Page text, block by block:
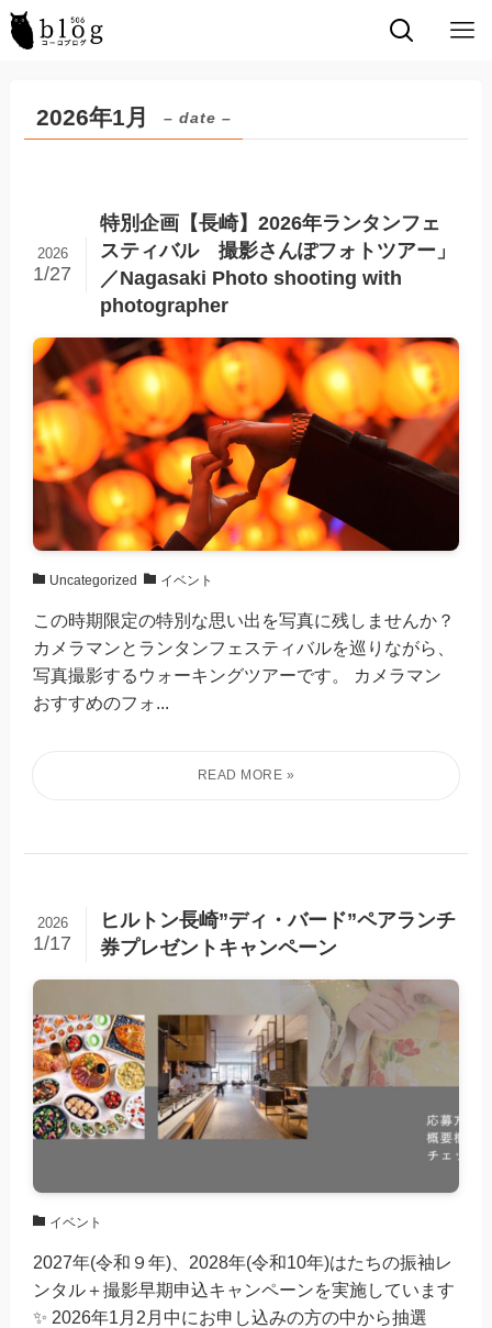
2026年1月 – date –
特別企画【長崎】2026年ランタンフェ
スティバル 撮影さんぽフォトツアー」
／Nagasaki Photo shooting with
photographer
2026
1/27
Uncategorized イベント
この時期限定の特別な思い出を写真に残しませんか？
カメラマンとランタンフェスティバルを巡りながら、
写真撮影するウォーキングツアーです。 カメラマン
おすすめのフォ...
ヒルトン長崎”ディ・バード”ペアランチ
券プレゼントキャンペーン
2026
1/17
イベント
2027年(令和９年)、2028年(令和10年)はたちの振袖レ
ンタル＋撮影早期申込キャンペーンを実施しています
✨ 2026年1月2月中にお申し込みの方の中から抽選